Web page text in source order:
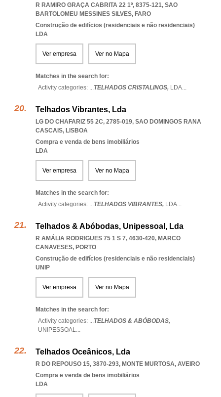
R RAMIRO GRAÇA CABRITA 22 1º, 8375-121, SAO
BARTOLOMEU MESSINES SILVES, FARO
Construção de edifícios (residenciais e não residenciais)
LDA
Ver empresa Ver no Mapa
Matches in the search for:
Activity categories: ...TELHADOS CRISTALINOS, LDA...
Telhados Vibrantes, Lda
LG DO CHAFARIZ 55 2C, 2785-019, SAO DOMINGOS RANA
CASCAIS, LISBOA
Compra e venda de bens imobiliários
LDA
Ver empresa Ver no Mapa
Matches in the search for:
Activity categories: ...TELHADOS VIBRANTES, LDA...
Telhados & Abóbodas, Unipessoal, Lda
R AMÁLIA RODRIGUES 75 1 S 7, 4630-420, MARCO
CANAVESES, PORTO
Construção de edifícios (residenciais e não residenciais)
UNIP
Ver empresa Ver no Mapa
Matches in the search for:
Activity categories: ...TELHADOS & ABÓBODAS,
UNIPESSOAL...
Telhados Oceânicos, Lda
R DO REPOUSO 15, 3870-293, MONTE MURTOSA, AVEIRO
Compra e venda de bens imobiliários
LDA